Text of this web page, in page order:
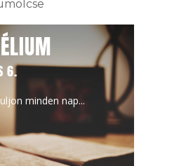
6.
minden nap...